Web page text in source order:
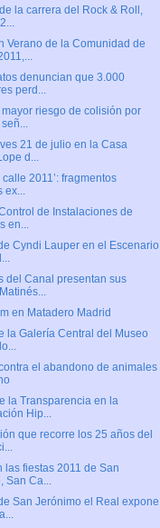
la carrera del Rock & Roll,
Verano de la Comunidad de
denuncian que 3.000
perd...
riesgo de colisión por
21 de julio en la Casa
d...
2011’: fragmentos
ex...
de Instalaciones de
en...
Cyndi Lauper en el Escenario
del Canal presentan sus
en Matadero Madrid
la Galería Central del Museo
el abandono de animales
la Transparencia en la
Hip...
que recorre los 25 años del
las fiestas 2011 de San
San Ca...
San Jerónimo el Real expone